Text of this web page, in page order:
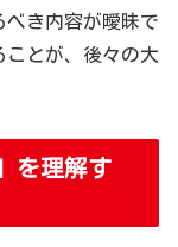
べき内容が曖昧で
ことが、後々の大
を理解す